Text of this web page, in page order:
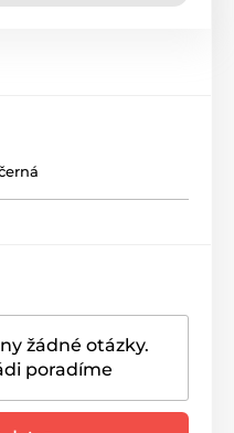
žádné otázky.
poradíme